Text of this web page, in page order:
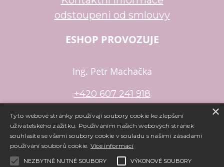
odstoupeni od smlouvy
ESHOP PROVOZUJE
Ing. Petr Machačka
+420 607 241 918
petr.machacka@email.cz
e-shopuapronájem e-shopu Shop5.cz
×
Tyto webové stránky používají soubory cookie ke zlepšení
uživatelského zážitku. Používáním našich webových stránek
souhlasíte se všemi soubory cookie v souladu s našimi zásadami
používání souborů cookie. Více informací
NEZBYTNĚ NUTNÉ SOUBORY VÝKONOVÉ SOUBORY